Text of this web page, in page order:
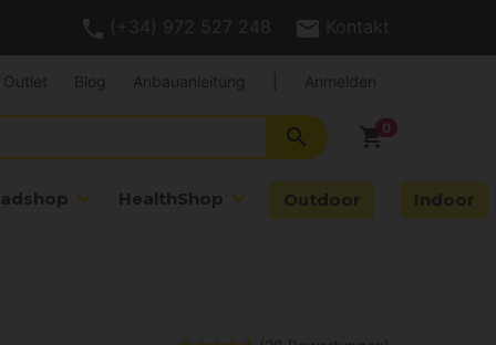
(+34) 972 527 248 Kontakt
shopping_cart
search
HealthShop Outdoor Indoor
Outlet Blog Anbauanleitung Anmelden